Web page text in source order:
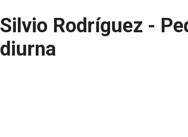
Silvio Rodríguez -
diurna